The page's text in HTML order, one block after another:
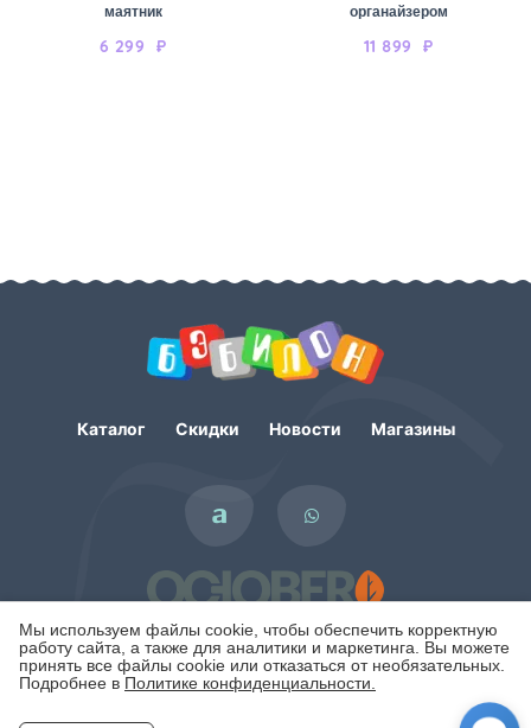
Мы используем файлы cookie, чтобы обеспечить корректную
работу сайта, а также для аналитики и маркетинга. Вы можете
принять все файлы cookie или отказаться от необязательных.
Подробнее в Политике конфиденциальности.
маятник
6 299 ₽
органайзером
11 899 ₽
Каталог Скидки Новости Магазины
Политика конфиденциальности